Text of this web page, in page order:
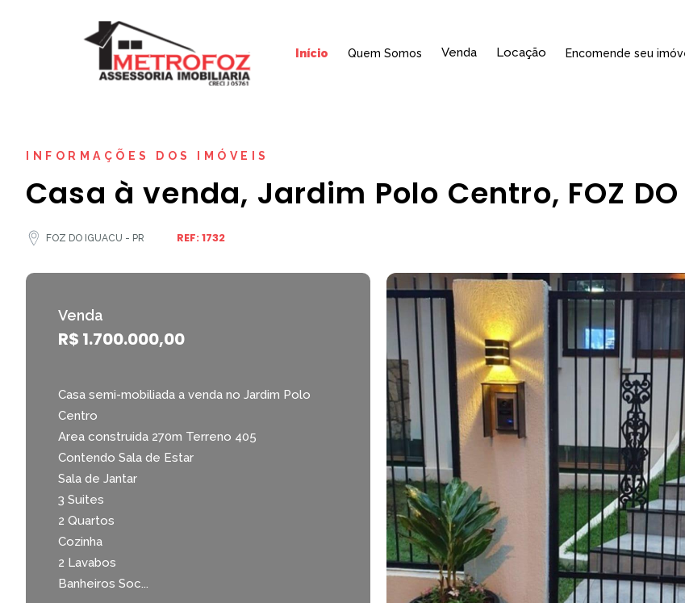
Início Quem Somos Venda Locação Encomende seu
INFORMAÇÕES DOS IMÓVEIS
Casa à venda, Jardim Polo Centro, FOZ DO
FOZ DO IGUACU - PR REF: 1732
Venda
R$ 1.700.000,00
Casa semi-mobiliada a venda no Jardim Polo
Centro
Area construida 270m Terreno 405
Contendo Sala de Estar
Sala de Jantar
3 Suites
2 Quartos
Cozinha
2 Lavabos
Banheiros Soc...